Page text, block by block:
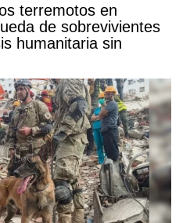
terremotos en
de sobrevivientes
humanitaria sin